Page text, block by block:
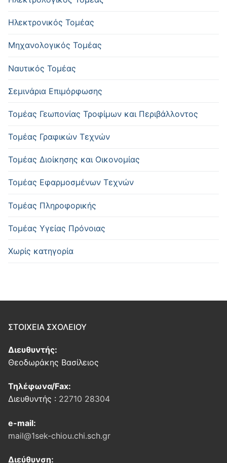
Ηλεκτρονικός Τομέας
Μηχανολογικός Τομέας
Ναυτικός Τομέας
Σεμινάρια Επιμόρφωσης
Τομέας Γεωπονίας Τροφίμων και Περιβάλλοντος
Τομέας Γραφικών Τεχνών
Τομέας Διοίκησης και Οικονομίας
Τομέας Εφαρμοσμένων Τεχνών
Τομέας Πληροφορικής
Τομέας Υγείας Πρόνοιας
Χωρίς κατηγορία
ΣΤΟΙΧΕΙΑ ΣΧΟΛΕΙΟΥ
Διευθυντής:
Θεοδωράκης Βασίλειος
Τηλέφωνα/Fax:
Διευθυντής : 22710 28304
e-mail:
mail@1sek-chiou.chi.sch.gr
Διεύθυνση: